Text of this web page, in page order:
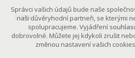
Cena
Více informací o cookies na našem
Správci vašich údajů bude naše
naši důvěryhodní partneři, se kterými
spolupracujeme. Vyjádření
dobrovolné. Můžete jej kdykoli zrušit
změnou nastavení vašich